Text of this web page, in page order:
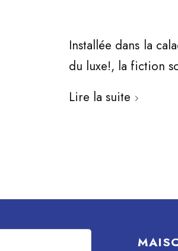
Installée dans la
du luxe!, la fiction
Lire la suite